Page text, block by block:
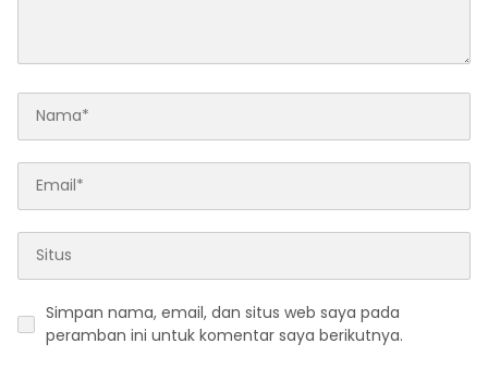
Simpan nama, email, dan situs web saya pada
peramban ini untuk komentar saya berikutnya.